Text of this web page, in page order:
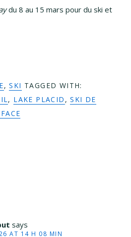
du 8 au 15 mars pour du ski et
,SKI TAGGED WITH:
, LAKE PLACID ,SKI DE
says
AT 14 H 08 MIN